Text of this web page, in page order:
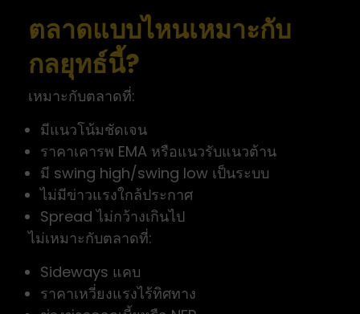
ตลาดแบบไหนเหมาะกับ
กลยุทธ์นี้?
เหมาะกับตลาดที่:
มีแนวโน้มชัดเจน
ราคาเคารพ EMA หรือแนวรับแนวต้าน
มี swing high/swing low เป็นระบบ
ไม่มีข่าวแรงใกล้ประกาศ
Spread ไม่กว้างเกินไป
ไม่เหมาะกับตลาดที่:
Sideways แคบ
ราคาเหวี่ยงแรงไร้ทิศทาง